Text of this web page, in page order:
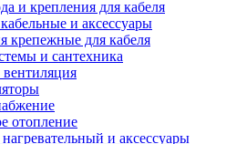
и крепления для кабеля
и аксессуары
крепежные для кабеля
и сантехника
отопление
и аксессуары